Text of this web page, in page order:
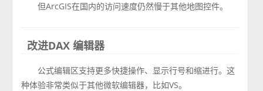
但ArcGIS在国内的访问速度仍然慢于其他地图控件。
改进DAX 编辑器
公式编辑区支持更多快捷操作、显示行号和缩进行。这
种体验非常类似于其他微软编辑器，比如VS。